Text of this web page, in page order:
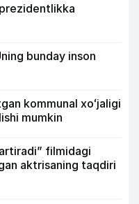
bunday inson
kommunal xoʻjaligi
mumkin
filmidagi
aktrisaning taqdiri